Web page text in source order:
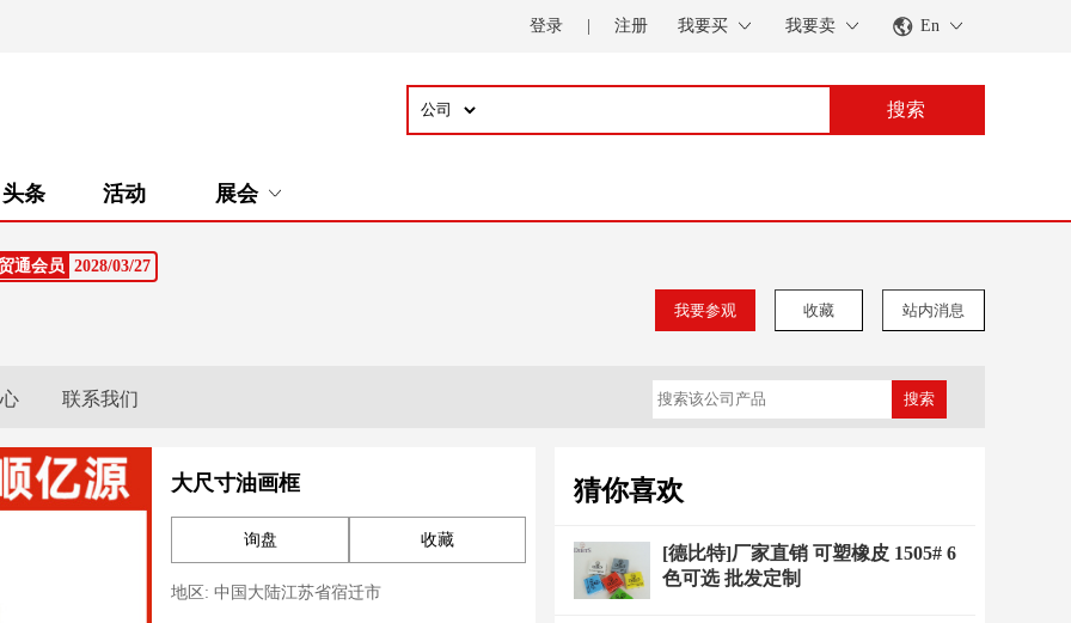
登录 注册 我要买 我要卖 En
搜索
头条 活动 展会
通会员 2028/03/27
我要参观 收藏 站内消息
联系我们 搜索
大尺寸油画框
询盘 收藏
地区: 中国大陆江苏省宿迁市
猜你喜欢
[德比特]厂家直销 可塑橡皮 1505# 6
色可选 批发定制